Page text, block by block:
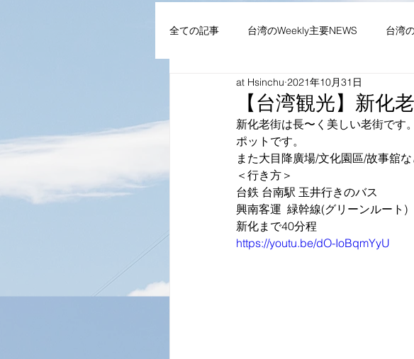
全ての記事 台湾のWeekly主要NEWS 台湾
AIoT・通信機器・ネットワーク
企業・組織 NEWS・社会文化・イベント等
【台湾観光】新化
at Hsinchu 2021年10月31日
新化老街は長〜く美しい老街です
ポットです。
また大目降廣場/文化園區/故事舘な
＜行き方＞
台鉄 台南駅 玉井行きのバス
興南客運  緑幹線(グリーンルート)
新化まで40分程
https://youtu.be/dO-IoBqmYyU